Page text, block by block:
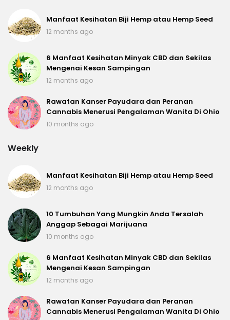
Manfaat Kesihatan Biji Hemp atau Hemp Seed
12 months ago
6 Manfaat Kesihatan Minyak CBD dan Sekilas
Mengenai Kesan Sampingan
12 months ago
Rawatan Kanser Payudara dan Peranan
Cannabis Menerusi Pengalaman Wanita Di Ohio
10 months ago
Weekly
Manfaat Kesihatan Biji Hemp atau Hemp Seed
12 months ago
10 Tumbuhan Yang Mungkin Anda Tersalah
Anggap Sebagai Marijuana
10 months ago
6 Manfaat Kesihatan Minyak CBD dan Sekilas
Mengenai Kesan Sampingan
12 months ago
Rawatan Kanser Payudara dan Peranan
Cannabis Menerusi Pengalaman Wanita Di Ohio